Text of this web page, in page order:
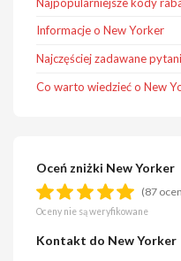
Informacje o New Yorker
Najczęściej zadawane
Co warto wiedzieć o New
Oceń zniżki New Yorker
(87
Oceny nie są weryfikowane
Kontakt do New Yorker